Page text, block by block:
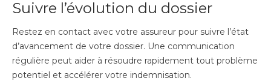
Suivre l’évolution du dossier
Restez en contact avec votre assureur pour suivre l’état
d’avancement de votre dossier. Une communication
régulière peut aider à résoudre rapidement tout problème
potentiel et accélérer votre indemnisation.